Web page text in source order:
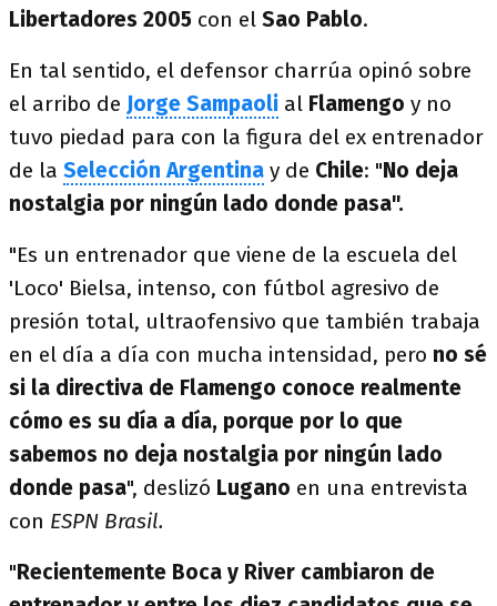
Libertadores 2005 con el Sao Pablo.
En tal sentido, el defensor charrúa opinó sobre
el arribo de Jorge Sampaoli al Flamengo y no
tuvo piedad para con la figura del ex entrenador
de la Selección Argentina y de Chile: "No deja
nostalgia por ningún lado donde pasa".
"Es un entrenador que viene de la escuela del
'Loco' Bielsa, intenso, con fútbol agresivo de
presión total, ultraofensivo que también trabaja
en el día a día con mucha intensidad, pero no sé
si la directiva de Flamengo conoce realmente
cómo es su día a día, porque por lo que
sabemos no deja nostalgia por ningún lado
donde pasa", deslizó Lugano en una entrevista
con ESPN Brasil.
"Recientemente Boca y River cambiaron de